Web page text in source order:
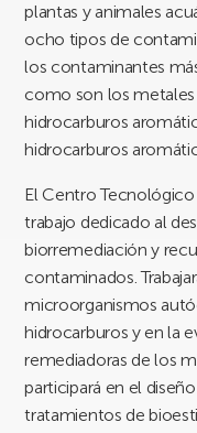
plantas y animales
ocho tipos de
los contaminantes
como son los metales
hidrocarburos
hidrocarburos
El Centro
trabajo dedicado al
biorremediación y
contaminados.
microorganismos
hidrocarburos y en la
remediadoras de los
participará en el
tratamientos de